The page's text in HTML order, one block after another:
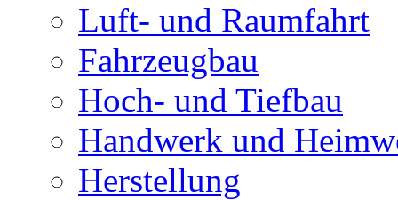
Luft- und Raumfahrt
Fahrzeugbau
Hoch- und Tiefbau
Handwerk und
Herstellung